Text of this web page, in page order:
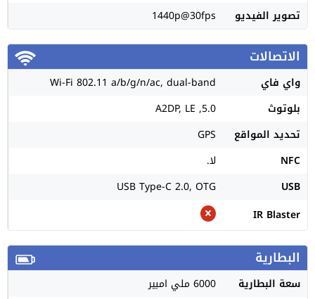
تصوير الفيديو 1440p@30fps
الاتصالات
واي فاي
Wi-Fi 802.11 a/b/g/n/ac, dual-band
بلوتوث
5.0, A2DP, LE
تحديد المواقع
GPS
NFC
لا.
USB
USB Type-C 2.0, OTG
IR Blaster
البطارية
سعة البطارية
6000 ملي امبير